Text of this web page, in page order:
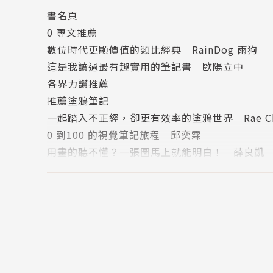
運用塗鴉筆記，完全啟動你的左右腦運作，能助
只要能表達出關鍵想法，就是好的塗鴉筆記！
★ 覺得不會畫圖，就無法塗鴉？
跟著作者拆解的畫圖練習，用5個基本元素──正
** ★ 完全不曉得該如何下筆開始？
爆米花型，等於完成50%的塗鴉筆記。
**★ 不知道什麼內容值得做塗鴉筆記？
掌握5個聆聽妙方，篩選訊息，排除干擾，精準捕
做好7個準備工作，就能從容、專心的將思緒繪製
書名頁
0 專文推薦
數位時代更顯價值的類比經典 RainDog 雨狗
這是我讀過最有趣實用的筆記書 歐陽立中
各界力讚推薦
推薦塗鴉筆記
一起踏入不正經，卻更有效率的塗鴉世界 Rae
0 到100 的視覺筆記旅程 邱奕霖
用畫的聽不懂？一張圖馬上就能明白！ 薛良凱